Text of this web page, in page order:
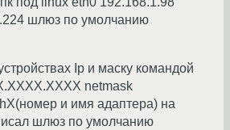
шлюз по умолчанию
Ip и маску командой
netmask
и имя адаптера) на
шлюз по умолчанию